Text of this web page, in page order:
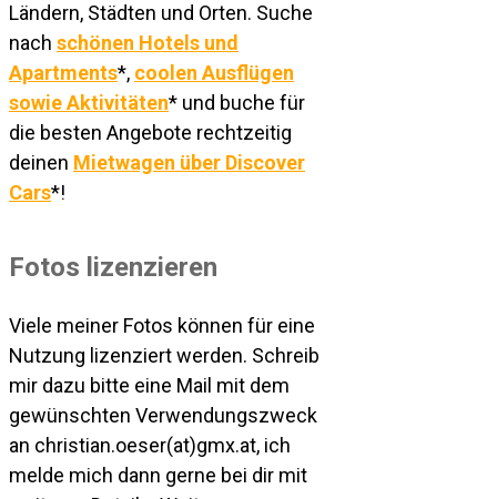
Ländern, Städten und Orten. Suche
nach schönen Hotels und
Apartments*, coolen Ausflügen
sowie Aktivitäten* und buche für
die besten Angebote rechtzeitig
deinen Mietwagen über Discover
Cars*!
Fotos lizenzieren
Viele meiner Fotos können für eine
Nutzung lizenziert werden. Schreib
mir dazu bitte eine Mail mit dem
gewünschten Verwendungszweck
an christian.oeser(at)gmx.at, ich
melde mich dann gerne bei dir mit